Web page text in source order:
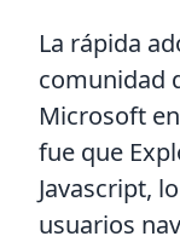
La rápida
comunidad
Microsoft
fue que
Javascript,
usuarios